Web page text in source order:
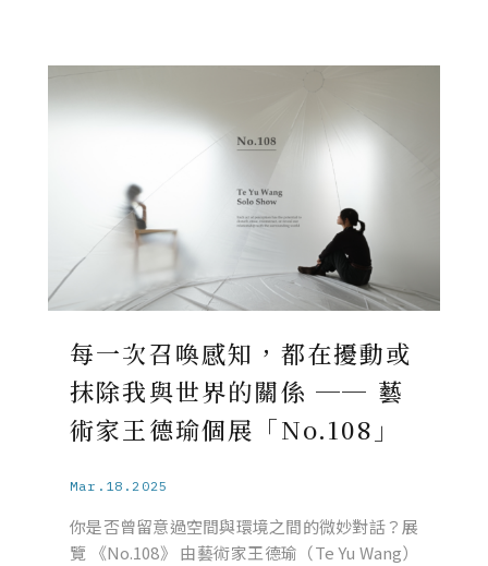
每一次召喚感知，都在擾動或
抹除我與世界的關係 ── 藝
術家王德瑜個展「No.108」
Mar.18.2025
你是否曾留意過空間與環境之間的微妙對話？展
覽 《No.108》 由藝術家王德瑜（Te Yu Wang）